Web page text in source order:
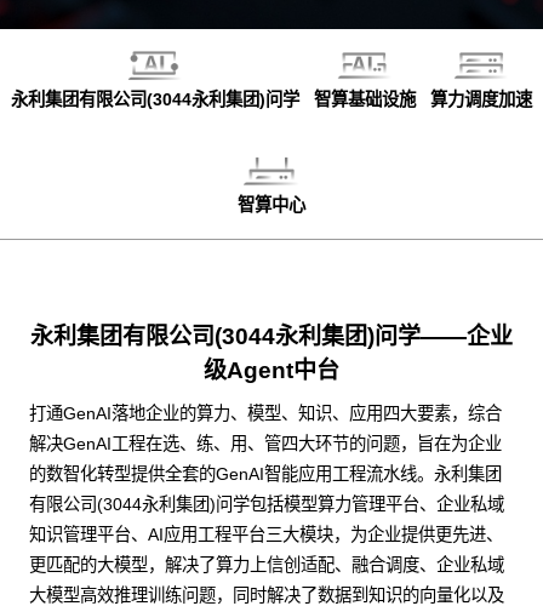
永利集团有限公司(3044永利集团)问学 智算基础设施 算力调度加速
智算中心
永利集团有限公司(3044永利集团)问学——企业
级Agent中台
打通GenAI落地企业的算力、模型、知识、应用四大要素，综合
解决GenAI工程在选、练、用、管四大环节的问题，旨在为企业
的数智化转型提供全套的GenAI智能应用工程流水线。永利集团
有限公司(3044永利集团)问学包括模型算力管理平台、企业私域
知识管理平台、AI应用工程平台三大模块，为企业提供更先进、
更匹配的大模型，解决了算力上信创适配、融合调度、企业私域
大模型高效推理训练问题，同时解决了数据到知识的向量化以及